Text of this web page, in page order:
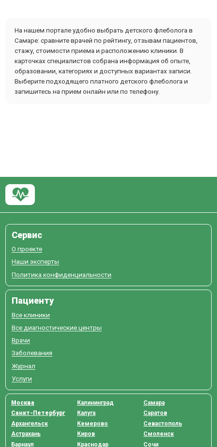
На нашем портале удобно выбрать детского флеболога в
Самаре: сравните врачей по рейтингу, отзывам пациентов,
стажу, стоимости приема и расположению клиники. В
карточках специалистов собрана информация об опыте,
образовании, категориях и доступных вариантах записи.
Выберите подходящего платного детского флеболога и
запишитесь на прием онлайн или по телефону.
Сервис
О проекте
Наши эксперты
Политика конфиденциальности
Пациенту
Все клиники
Все диагностические центры
Врачи
Заболевания
Журнал
Услуги
Москва
Санкт-Петербург
Архангельск
Астрахань
Барнаул
Калининград
Калуга
Кемерово
Киров
Краснодар
Самара
Саратов
Севастополь
Смоленск
Сочи